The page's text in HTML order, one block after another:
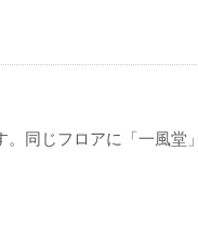
同じフロアに「一風堂